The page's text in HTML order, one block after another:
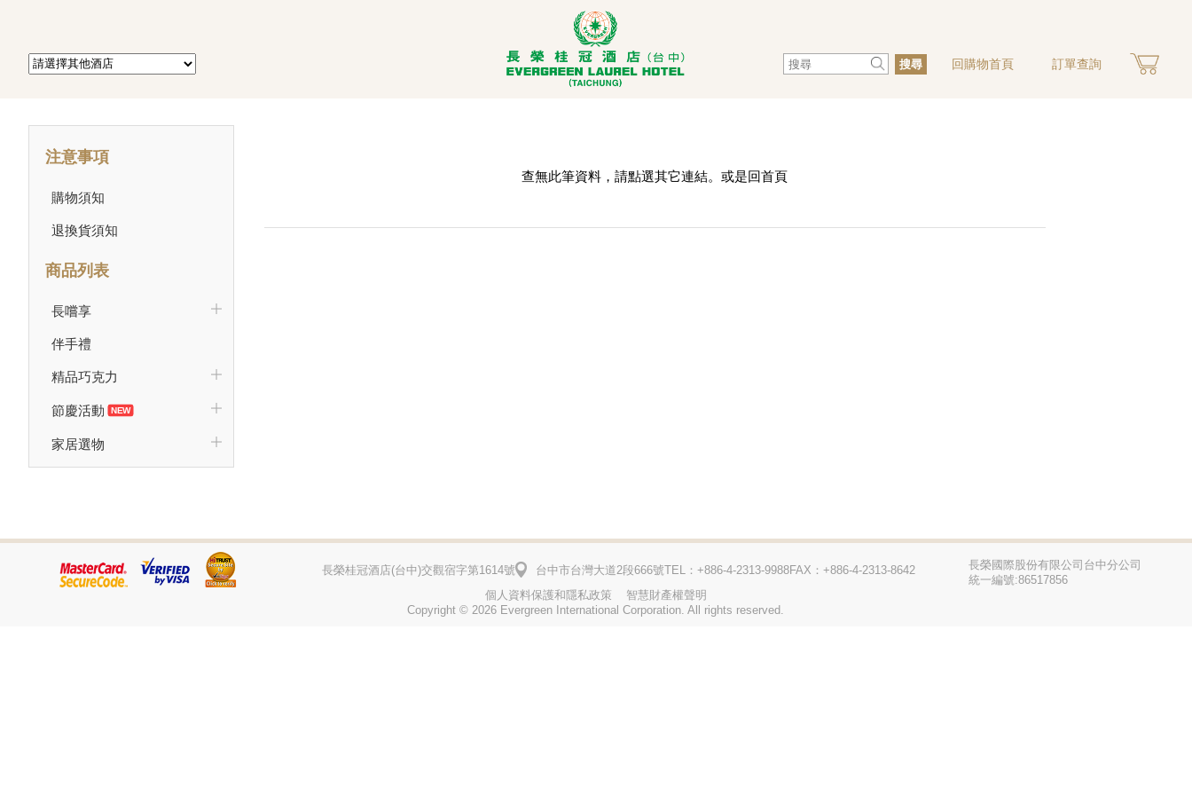
搜尋 回購物首頁 訂單查詢
注意事項
購物須知
退換貨須知
商品列表
長嚐享
伴手禮
精品巧克力
節慶活動
家居選物
查無此筆資料，請點選其它連結。或是回首頁
長榮桂冠酒店(台中)交觀宿字第1614號 台中市台灣大道2段666號TEL：+886-4-2313-9988FAX：+886-4-2313-8642
長榮國際股份有限公司台中分公司
統一編號:86517856
個人資料保護和隱私政策
智慧財產權聲明
Copyright © 2026 Evergreen International Corporation. All rights reserved.